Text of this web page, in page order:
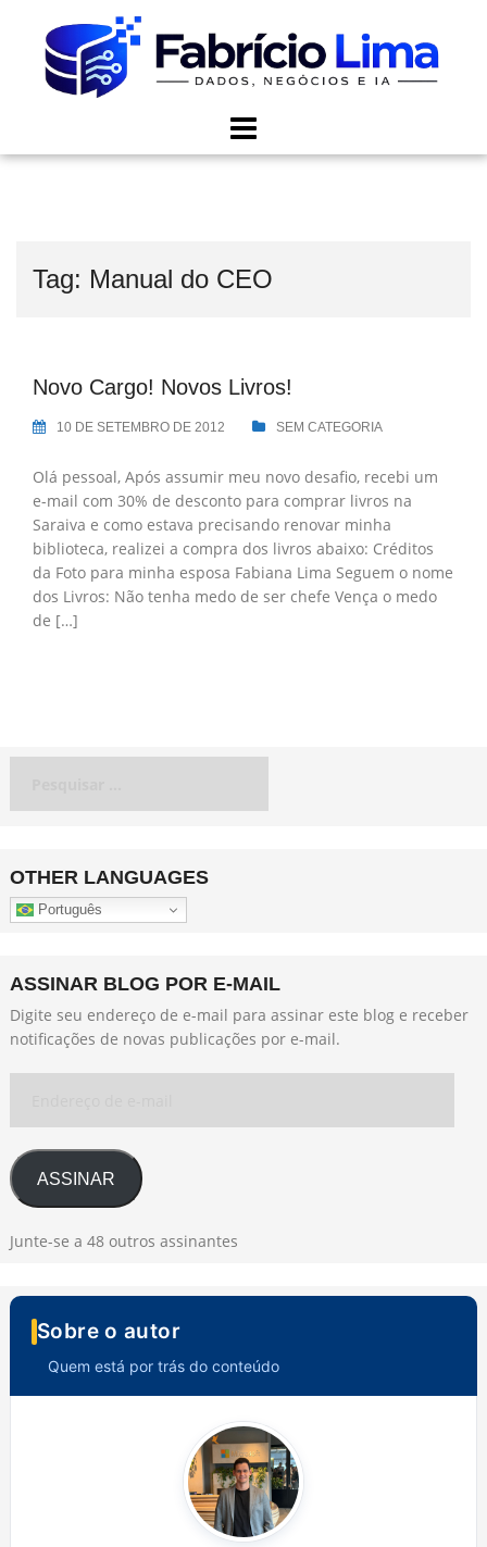
content
Tag: Manual do CEO
Novo Cargo! Novos Livros!
10 DE SETEMBRO DE 2012 SEM CATEGORIA
Olá pessoal, Após assumir meu novo desafio, recebi um
e-mail com 30% de desconto para comprar livros na
Saraiva e como estava precisando renovar minha
biblioteca, realizei a compra dos livros abaixo: Créditos
da Foto para minha esposa Fabiana Lima Seguem o nome
dos Livros: Não tenha medo de ser chefe Vença o medo
de […]
OTHER LANGUAGES
Português
ASSINAR BLOG POR E-MAIL
Digite seu endereço de e-mail para assinar este blog e receber
notificações de novas publicações por e-mail.
e-
mail
ASSINAR
Junte-se a 48 outros assinantes
Sobre o autor
Quem está por trás do conteúdo